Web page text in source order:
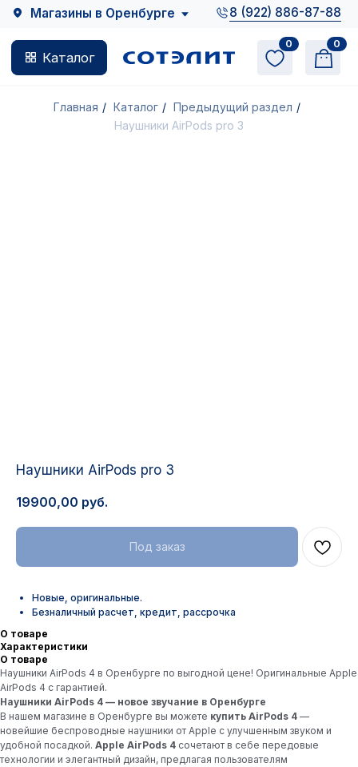
Каталог
8 (922) 886-87-88
Магазины в Оренбурге 0
Главная / Каталог / Предыдущий раздел /
Наушники AirPods pro 3
Наушники AirPods pro 3
19900,00 руб.
Новые, оригинальные.
Безналичный расчет, кредит, рассрочка
О товаре
Характеристики
О товаре
Наушники AirPods 4 в Оренбурге по выгодной цене! Оригинальные Apple
AirPods 4 с гарантией.
Наушники AirPods 4 — новое звучание в Оренбурге
В нашем магазине в Оренбурге вы можете купить AirPods 4 —
новейшие беспроводные наушники от Apple с улучшенным звуком и
удобной посадкой. Apple AirPods 4 сочетают в себе передовые
технологии и элегантный дизайн, предлагая пользователям